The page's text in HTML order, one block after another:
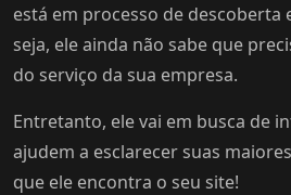
está em processo de descoberta
seja, ele ainda não sabe que
do serviço da sua empresa.
Entretanto, ele vai em busca de
ajudem a esclarecer suas
que ele encontra o seu site!